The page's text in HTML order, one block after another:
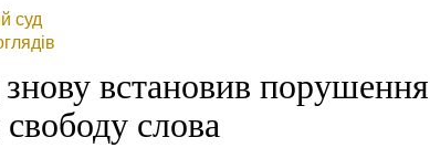
суд
встановив порушення
слова